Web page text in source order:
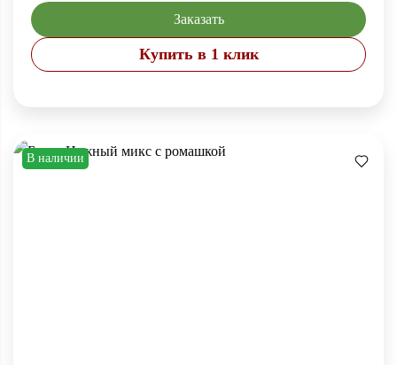
Заказать
Купить в 1 клик
В наличии